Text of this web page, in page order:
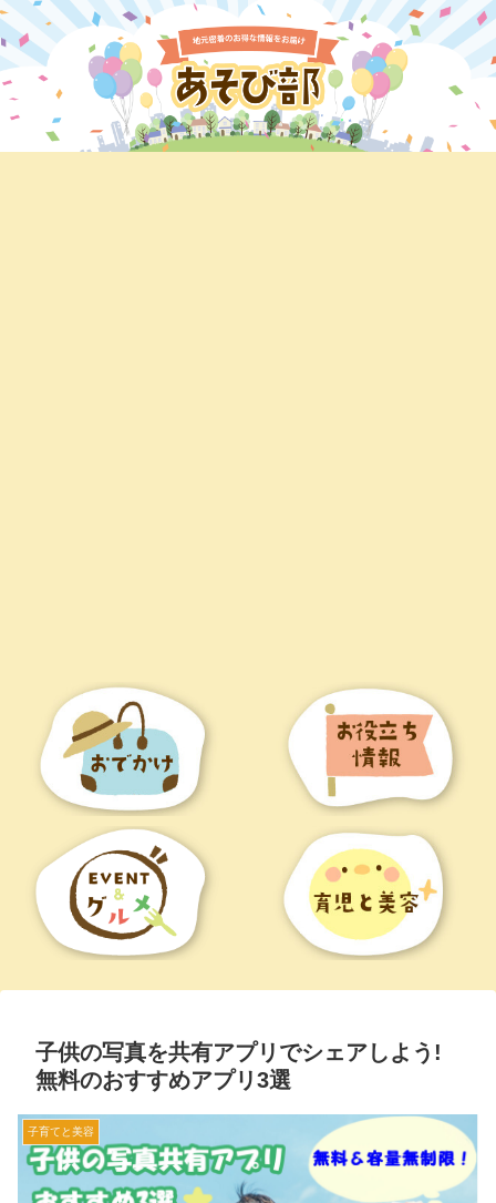
子供の写真を共有アプリでシェアしよう!
無料のおすすめアプリ3選
子育てと美容